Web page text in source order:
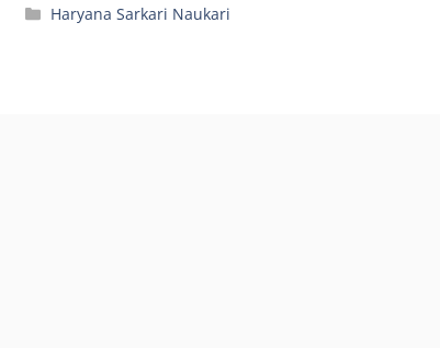
Categories
Haryana Sarkari Naukari